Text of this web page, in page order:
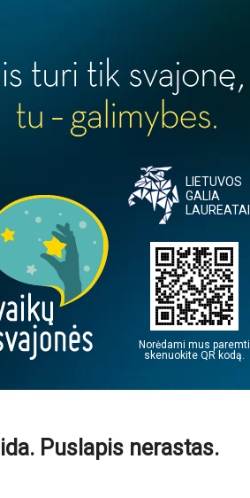
LIETUVOS
GALIA
LAUREATAI
Norėdami mus paremti
skenuokite QR kodą.
Puslapis nerastas.